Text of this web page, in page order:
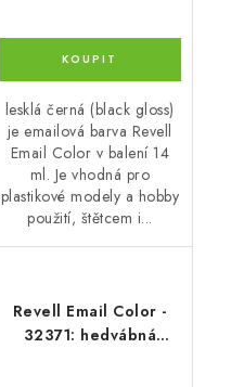
lesklá černá (black gloss)
je emailová barva Revell
Email Color v balení 14
ml. Je vhodná pro
plastikové modely a hobby
použití, štětcem i...
Revell Email Color -
32371: hedvábná